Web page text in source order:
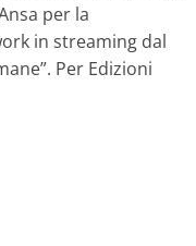
per la
in streaming dal
Per Edizioni